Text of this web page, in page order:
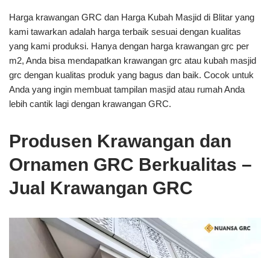
Harga krawangan GRC dan Harga Kubah Masjid di Blitar yang
kami tawarkan adalah harga terbaik sesuai dengan kualitas
yang kami produksi. Hanya dengan harga krawangan grc per
m2, Anda bisa mendapatkan krawangan grc atau kubah masjid
grc dengan kualitas produk yang bagus dan baik. Cocok untuk
Anda yang ingin membuat tampilan masjid atau rumah Anda
lebih cantik lagi dengan krawangan GRC.
Produsen Krawangan dan
Ornamen GRC Berkualitas –
Jual Krawangan GRC